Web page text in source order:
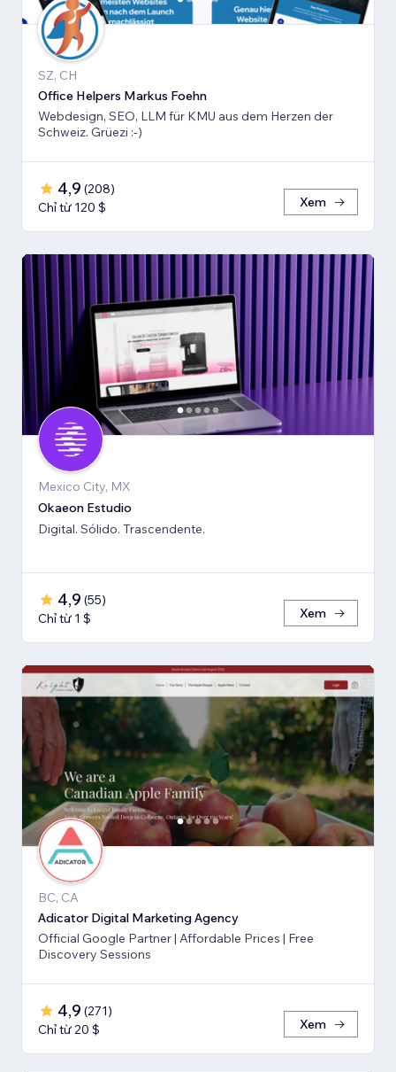
SZ, CH
Office Helpers Markus Foehn
Webdesign, SEO, LLM für KMU aus dem Herzen der
Schweiz. Grüezi :-)
4,9 (208)
Chỉ từ 120 $
Xem
Mexico City, MX
Okaeon Estudio
Digital. Sólido. Trascendente.
4,9 (55)
Chỉ từ 1 $
Xem
BC, CA
Adicator Digital Marketing Agency
Official Google Partner | Affordable Prices | Free
Discovery Sessions
4,9 (271)
Chỉ từ 20 $
Xem